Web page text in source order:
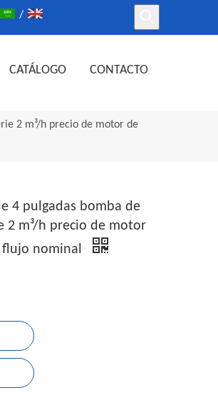
/
CATÁLOGO CONTACTO
2 m³/h precio de motor de
4 pulgadas bomba de
2 m³/h precio de motor
nominal